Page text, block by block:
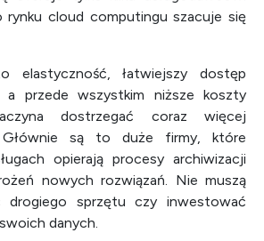
rynku cloud computingu szacuje się
elastyczność, łatwiejszy dostęp
a przede wszystkim niższe koszty
dostrzegać coraz więcej
Głównie są to duże firmy, które
opierają procesy archiwizacji
nowych rozwiązań. Nie muszą
drogiego sprzętu czy inwestować
danych.